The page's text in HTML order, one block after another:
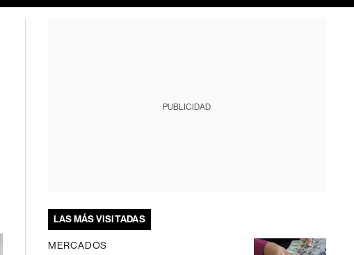
PUBLICIDAD
LAS MÁS VISITADAS
MERCADOS